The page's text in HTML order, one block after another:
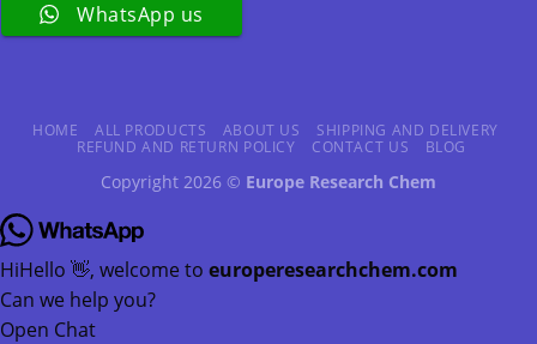
HOME ALL PRODUCTS ABOUT US
SHIPPING AND DELIVERY
REFUND AND RETURN POLICY
CONTACT US BLOG
Copyright 2026 © Europe Research Chem
WhatsApp us
HiHello 👋, welcome to europeresearchchem.com
Can we help you?
Open Chat